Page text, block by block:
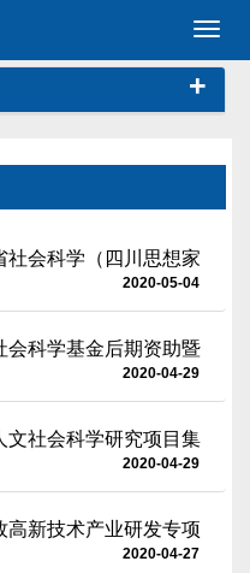
切
+
社会科学（四川思想家
2020-05-04
会科学基金后期资助暨
2020-04-29
文社会科学研究项目集
2020-04-29
高新技术产业研发专项
2020-04-27